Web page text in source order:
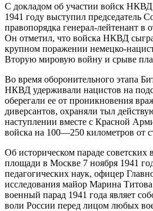
С докладом об участии войск
1941 году выступил председатель
правопорядка генерал-лейтенант в
Он отметил, что войска НКВД
крупном поражении немецко-
Вторую мировую войну и срыве
Во время оборонительного этапа
НКВД удерживали нацистов на
оберегали ее от проникновения
диверсантов, охраняли тыл
наступлении вместе с Красной
войска на 100—250 километров от
Об историческом параде советских
площади в Москве 7 ноября 1941
педагогических наук, офицер
исследования майор Марина
военный парад 1941 года являет
воли России перед лицом любых